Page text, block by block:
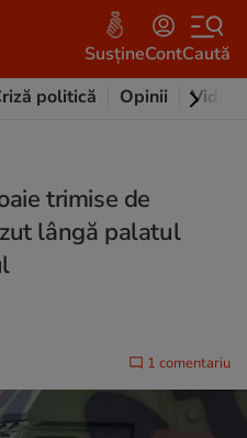
SusțineContCaută
politică Opinii Video
trimise de
lângă palatul
1 comentariu